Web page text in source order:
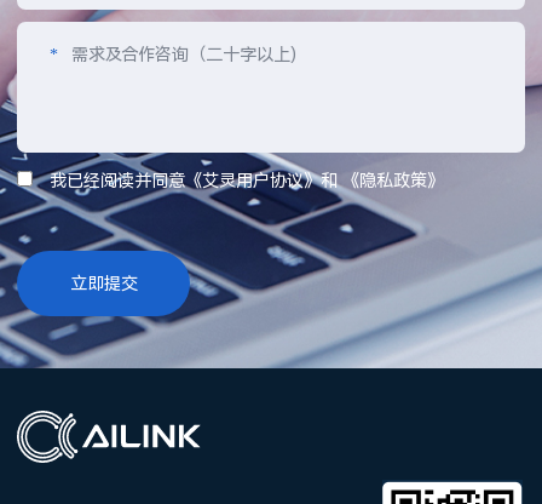
* 需求及合作咨询（二十字以上)
我已经阅读并同意《艾灵用户协议》和 《隐私政策》